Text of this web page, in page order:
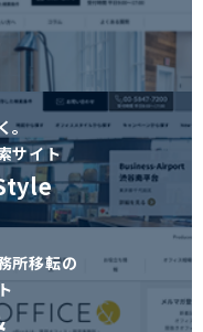
。
サイト
所移転の